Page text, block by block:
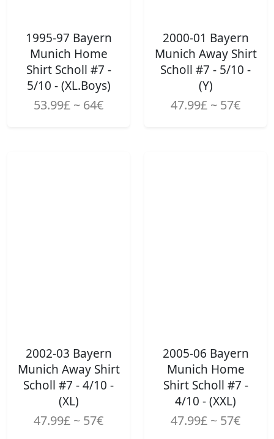
1995-97 Bayern
Munich Home
Shirt Scholl #7 -
5/10 - (XL.Boys)
53.99£ ~ 64€
2000-01 Bayern
Munich Away Shirt
Scholl #7 - 5/10 -
(Y)
47.99£ ~ 57€
2002-03 Bayern
Munich Away Shirt
Scholl #7 - 4/10 -
(XL)
47.99£ ~ 57€
2005-06 Bayern
Munich Home
Shirt Scholl #7 -
4/10 - (XXL)
47.99£ ~ 57€